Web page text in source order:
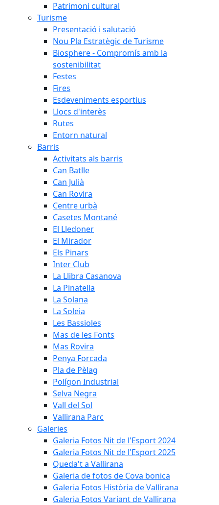
Patrimoni cultural
Turisme
Presentació i salutació
Nou Pla Estratègic de Turisme
Biosphere - Compromís amb la
sostenibilitat
Festes
Fires
Esdeveniments esportius
Llocs d'interès
Rutes
Entorn natural
Barris
Activitats als barris
Can Batlle
Can Julià
Can Rovira
Centre urbà
Casetes Montané
El Lledoner
El Mirador
Els Pinars
Inter Club
La Llibra Casanova
La Pinatella
La Solana
La Soleia
Les Bassioles
Mas de les Fonts
Mas Rovira
Penya Forcada
Pla de Pèlag
Polígon Industrial
Selva Negra
Vall del Sol
Vallirana Parc
Galeries
Galeria Fotos Nit de l'Esport 2024
Galeria Fotos Nit de l'Esport 2025
Queda't a Vallirana
Galeria de fotos de Cova bonica
Galeria Fotos Història de Vallirana
Galeria Fotos Variant de Vallirana